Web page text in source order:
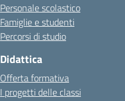
Personale scolastico
Famiglie e studenti
Percorsi di studio
Didattica
Offerta formativa
I progetti delle classi